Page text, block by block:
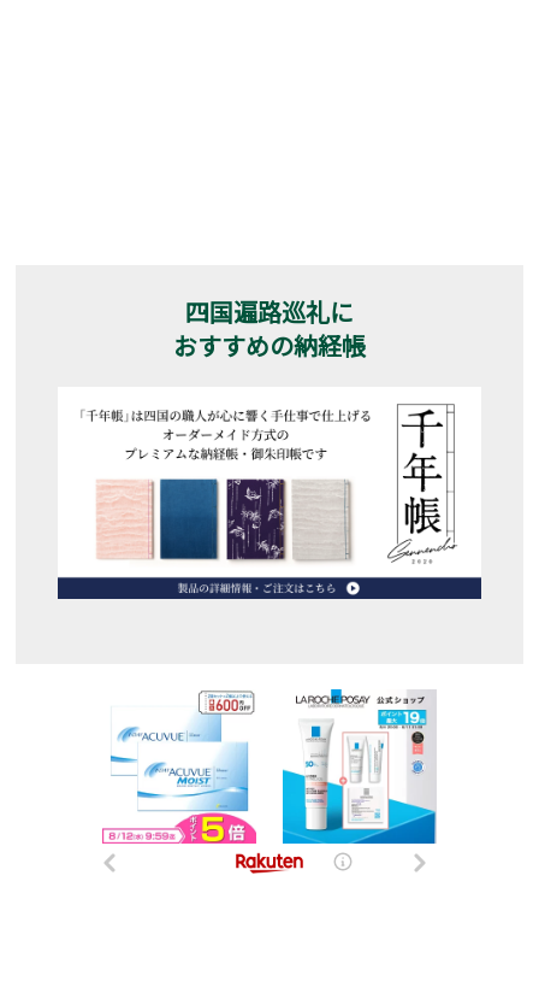
四国遍路巡礼に
おすすめの納経帳